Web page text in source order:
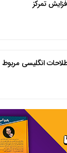
انگلیسی مربوط